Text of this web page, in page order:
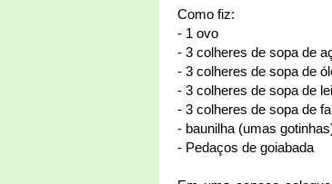
Como fiz:
- 1 ovo
- 3 colheres de sopa de
- 3 colheres de sopa de
- 3 colheres de sopa de
- 3 colheres de sopa de
- baunilha (umas
- Pedaços de goiabada